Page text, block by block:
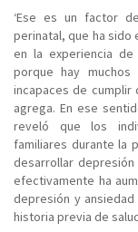
‘Ese es un factor
perinatal, que ha
en la experiencia
porque hay
incapaces de cumplir
agrega. En ese
reveló que los
familiares durante la
desarrollar
efectivamente ha
depresión y
historia previa de